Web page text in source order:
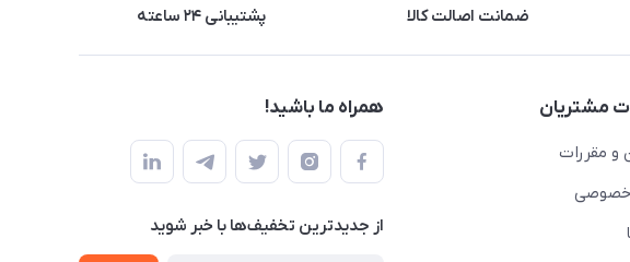
ضمانت اصالت کالا پشتیبانی ۲۴ ساعته
مشتریان
و مقررات
خصوصی
همراه ما باشید!
از جدید‌ترین تخفیف‌ها با‌ خبر شوید